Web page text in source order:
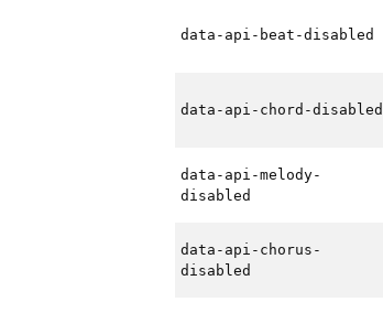
data-api-beat-disabled
data-api-chord-disabled
data-api-melody-
disabled
data-api-chorus-
disabled